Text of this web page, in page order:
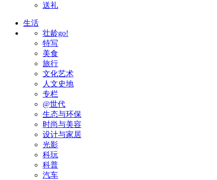
送礼
生活
壮龄go!
特写
美食
旅行
文化艺术
人文史地
专栏
@世代
生态与环保
时尚与美容
设计与家居
光影
科玩
科普
汽车